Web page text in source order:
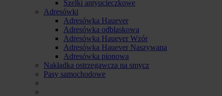
Szelki antyucieczkowe
Adresówki
Adresówka Hauever
Adresówka odblaskowa
Adresówka Hauever Wzór
Adresówka Hauever Naszywana
Adresówka pionowa
Nakładka ostrzegawcza na smycz
Pasy samochodowe